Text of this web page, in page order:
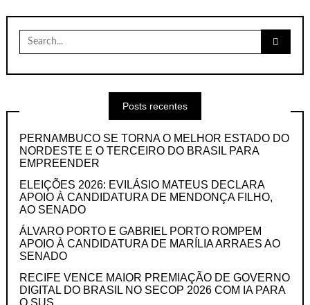
Search
for:
Posts recentes
PERNAMBUCO SE TORNA O MELHOR ESTADO DO
NORDESTE E O TERCEIRO DO BRASIL PARA
EMPREENDER
ELEIÇÕES 2026: EVILÁSIO MATEUS DECLARA
APOIO À CANDIDATURA DE MENDONÇA FILHO,
AO SENADO
ÁLVARO PORTO E GABRIEL PORTO ROMPEM
APOIO À CANDIDATURA DE MARÍLIA ARRAES AO
SENADO
RECIFE VENCE MAIOR PREMIAÇÃO DE GOVERNO
DIGITAL DO BRASIL NO SECOP 2026 COM IA PARA